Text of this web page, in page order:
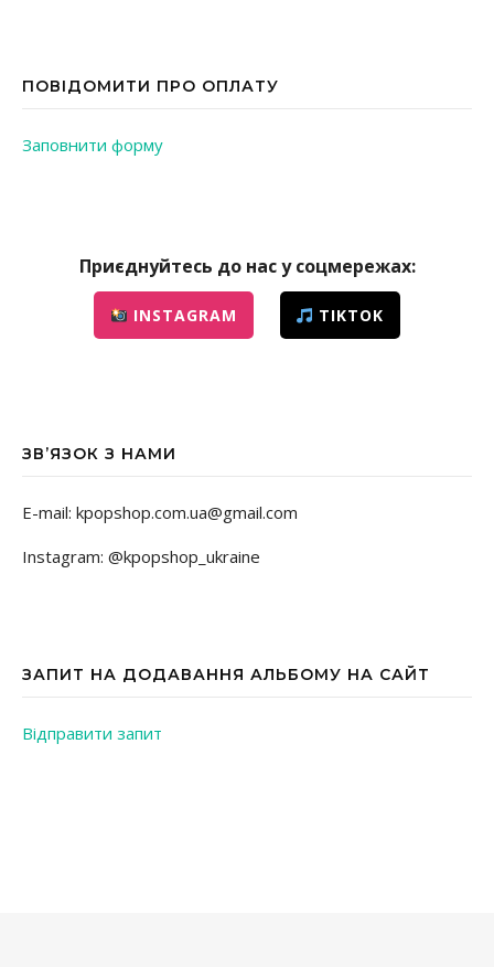
ПОВІДОМИТИ ПРО ОПЛАТУ
Заповнити форму
Приєднуйтесь до нас у соцмережах:
INSTAGRAM TIKTOK
ЗВ’ЯЗОК З НАМИ
E-mail: kpopshop.com.ua@gmail.com
Instagram: @kpopshop_ukraine
ЗАПИТ НА ДОДАВАННЯ АЛЬБОМУ НА САЙТ
Відправити запит